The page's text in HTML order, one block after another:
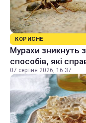
КОРИСНЕ
Мурахи зникнуть
способів, які
07 серпня 2026, 16:37